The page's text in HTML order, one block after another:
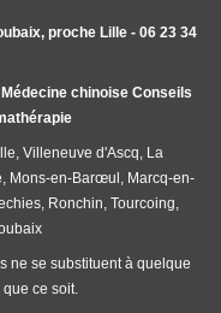
proche Lille - 06 23 34
chinoise Conseils
Villeneuve d'Ascq, La
Mons-en-Barœul, Marcq-en-
Ronchin, Tourcoing,
ne se substituent à quelque
ce soit.